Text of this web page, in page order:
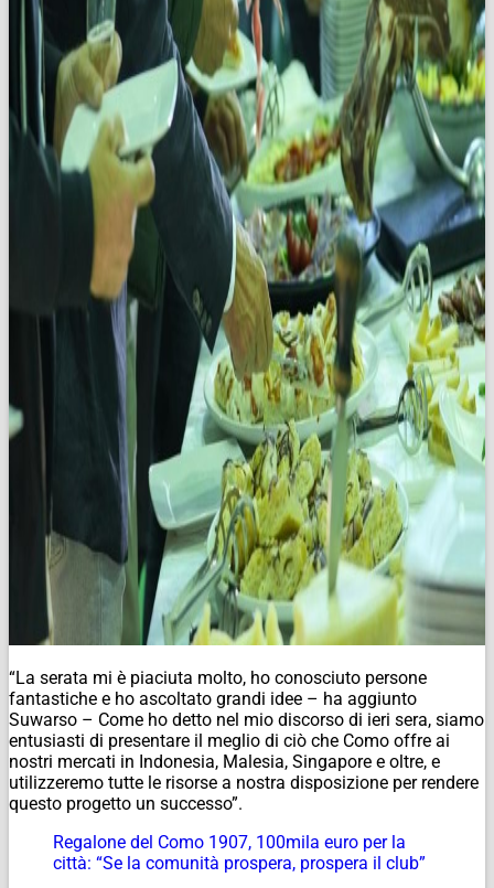
“La serata mi è piaciuta molto, ho conosciuto persone
fantastiche e ho ascoltato grandi idee – ha aggiunto
Suwarso – Come ho detto nel mio discorso di ieri sera, siamo
entusiasti di presentare il meglio di ciò che Como offre ai
nostri mercati in Indonesia, Malesia, Singapore e oltre, e
utilizzeremo tutte le risorse a nostra disposizione per rendere
questo progetto un successo”.
Regalone del Como 1907, 100mila euro per la
città: “Se la comunità prospera, prospera il club”